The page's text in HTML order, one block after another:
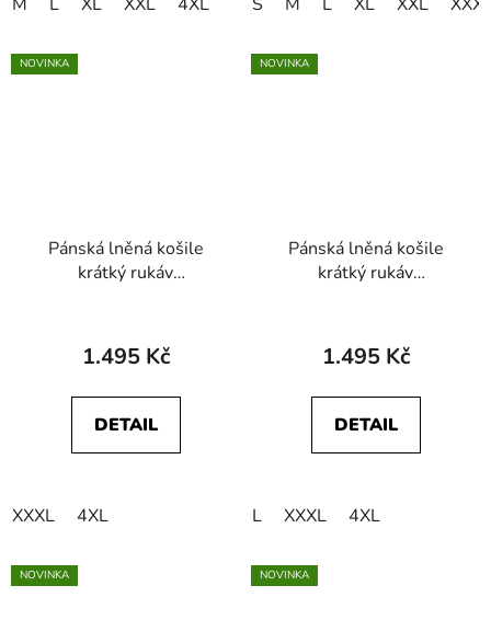
NOVINKA
Pánská lněná košile
krátký rukáv
SHIRT Dark Navy
1.495 Kč
DETAIL
XXXL 4XL
NOVINKA
Pánská lněná košile
krátký rukáv
SHIRT Deep Depths
1.495 Kč
DETAIL
L XXXL 4XL
NOVINKA NOVINKA